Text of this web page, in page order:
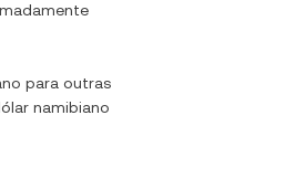
para outras
namibiano